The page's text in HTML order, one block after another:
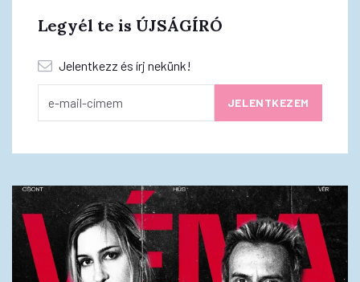
Legyél te is ÚJSÁGÍRÓ
Jelentkezz és írj nekünk!